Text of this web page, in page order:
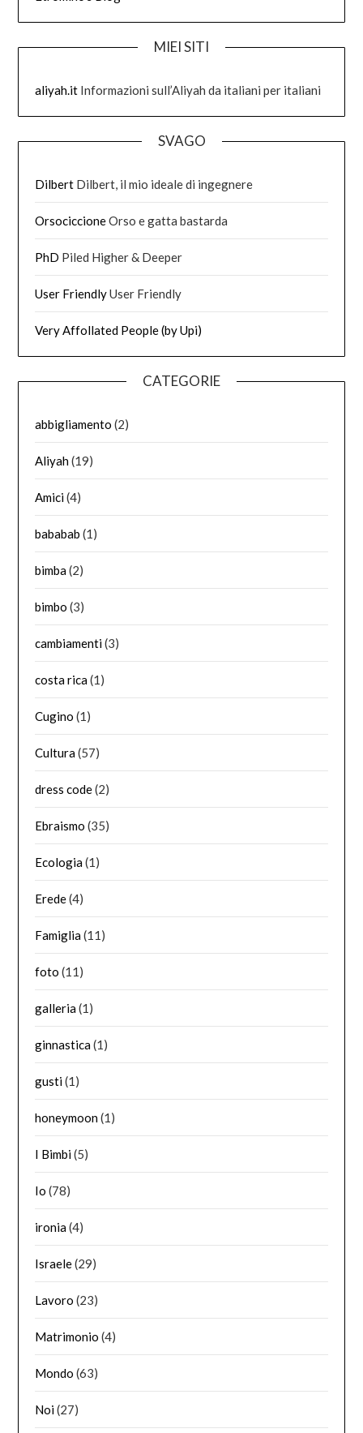
MIEI SITI
aliyah.it Informazioni sull’Aliyah da italiani per italiani
SVAGO
Dilbert Dilbert, il mio ideale di ingegnere
OrsociccioneOrso e gatta bastarda
PhD Piled Higher & Deeper
User FriendlyUser Friendly
Very Affollated People (by Upi)
CATEGORIE
abbigliamento (2)
Aliyah(19)
Amici(4)
bababab (1)
bimba(2)
bimbo (3)
cambiamenti(3)
costa rica(1)
Cugino (1)
Cultura(57)
dress code(2)
Ebraismo (35)
Ecologia(1)
Erede(4)
Famiglia(11)
foto (11)
galleria(1)
ginnastica(1)
gusti(1)
honeymoon(1)
I Bimbi(5)
Io (78)
ironia(4)
Israele(29)
Lavoro (23)
Matrimonio (4)
Mondo (63)
Noi(27)